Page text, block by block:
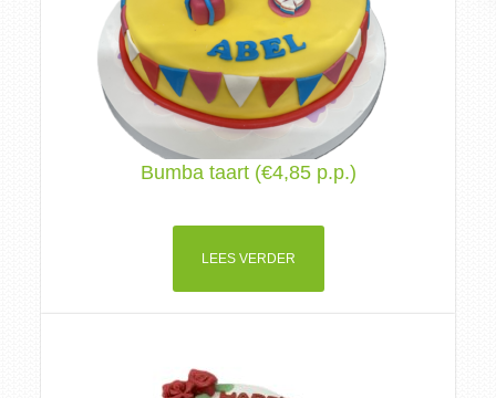
Bumba taart (€4,85 p.p.)
LEES VERDER